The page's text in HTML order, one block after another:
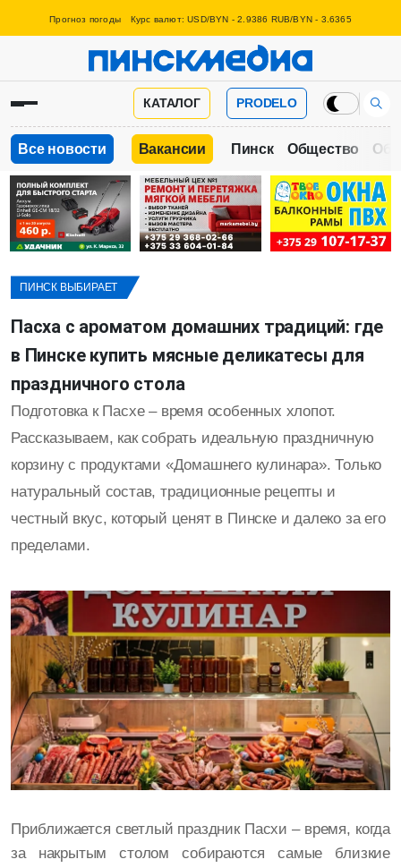
Прогноз погоды Курс валют: USD/BYN - 2.9386 RUB/BYN - 3.6365
КАТАЛОГ PRODELO
Все новости Вакансии Пинск Общество
ПИНСК ВЫБИРАЕТ
Пасха с ароматом домашних традиций: где
в Пинске купить мясные деликатесы для
праздничного стола
Подготовка к Пасхе – время особенных хлопот.
Рассказываем, как собрать идеальную праздничную
корзину с продуктами «Домашнего кулинара». Только
натуральный состав, традиционные рецепты и
честный вкус, который ценят в Пинске и далеко за его
пределами.
Приближается светлый праздник Пасхи – время, когда
за накрытым столом собираются самые близкие